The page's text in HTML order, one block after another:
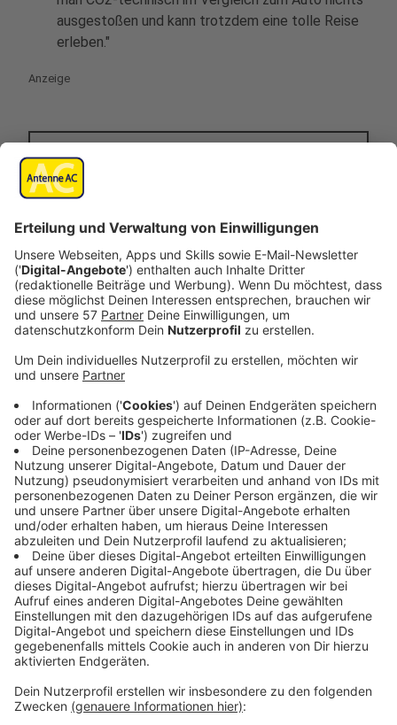
ausgestoßen und kann trotzdem eine tolle Reise
erleben."
Anzeige
Werdet ihr in Zukunft nachhaltiger
reisen?
Damit werden die CO2-Fußabdrücke von uns allen
größer. Doch sowohl in Deutschland als auch
Europa wird nachhaltiges Reisen immer mehr zum
Thema. Mit vielen Methoden können Urlauber,
Hotels und Ferienziele allgemein viel CO2 einsparen.
Wir fragen daher: Habt ihr künftig vor, für das Klima
einen nachhaltigeren Urlaub zu machen?
Ja, wir planen einen nachhaltigen Urlaub
Ein nachhaltiger Urlaub ist möglich, aber für
uns mit zu viel Aufwand verbunden.
Nein, wir werden keinen Urlaub machen, der
nachhaltig ist.
Ich kann mir keinen nachhaltigen Urlaub
leisten.
Anzeige
Anzeige
Auch in NRW gibt es schöne nachhaltige
Ziele